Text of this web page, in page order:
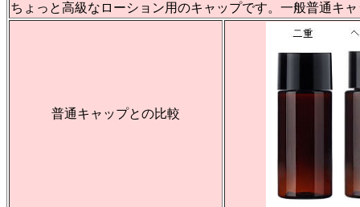
ちょっと高級なローション用のキャップです。一般普通キ
普通キャップとの比較